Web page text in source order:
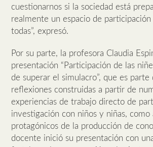
cuestionarnos si la sociedad está
realmente un espacio de
todas”, expresó.
Por su parte, la profesora Claudia
presentación “Participación de las
de superar el simulacro”, que es parte
reflexiones construidas a partir de
experiencias de trabajo directo de
investigación con niños y niñas, como
protagónicos de la producción de
docente inició su presentación con